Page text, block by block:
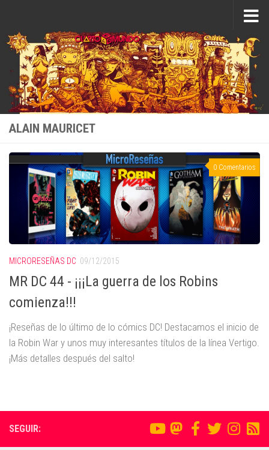
ALAIN MAURICET
0 Comentarios
MICRORESEÑAS DC 09/12/2015
MR DC 44 - ¡¡¡La guerra de los Robins
comienza!!!
¡Reseñas de lo último de lo cómics DC! Destacamos el inicio de
la Robin War y unos muy interesantes títulos de la línea Vertigo.
¡Más detalles después del salto!
SEGUIR: